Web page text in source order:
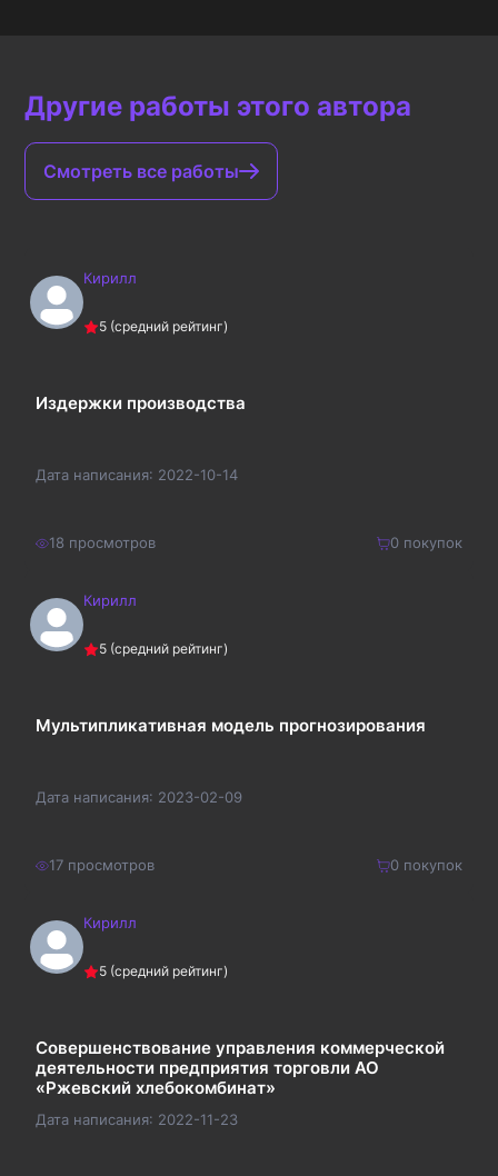
Другие работы этого автора
Смотреть все работы
Кирилл
5 (средний рейтинг)
Издержки производства
Дата написания: 2022-10-14
18 просмотров 0покупок
300 ₽Кирилл
5 (средний рейтинг)
Мультипликативная модель прогнозирования
Дата написания: 2023-02-09
17 просмотров 0покупок
200 ₽Кирилл
5 (средний рейтинг)
Совершенствование управления коммерческой
деятельности предприятия торговли АО
«Ржевский хлебокомбинат»
Дата написания: 2022-11-23